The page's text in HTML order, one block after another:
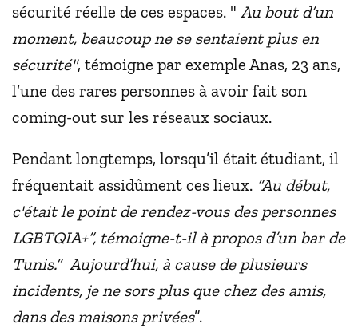
sécurité réelle de ces espaces. " Au bout d’un
moment, beaucoup ne se sentaient plus en
sécurité", témoigne par exemple Anas, 23 ans,
l’une des rares personnes à avoir fait son
coming-out sur les réseaux sociaux.
Pendant longtemps, lorsqu’il était étudiant, il
fréquentait assidûment ces lieux. “Au début,
c'était le point de rendez-vous des personnes
LGBTQIA+”, témoigne-t-il à propos d’un bar de
Tunis.“ Aujourd’hui, à cause de plusieurs
incidents, je ne sors plus que chez des amis,
dans des maisons privées”.